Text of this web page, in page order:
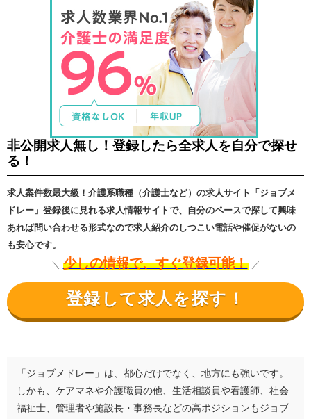
非公開求人無し！登録したら全求人を自分で探せ
る！
求人案件数最大級！介護系職種（介護士など）の求人サイト「ジョブメ
ドレー」登録後に見れる求人情報サイトで、自分のペースで探して興味
あれば問い合わせる形式なので求人紹介のしつこい電話や催促がないの
も安心です。
＼ 少しの情報で、すぐ登録可能！ ／
登録して求人を探す！
「ジョブメドレー」は、都心だけでなく、地方にも強いです。
しかも、ケアマネや介護職員の他、生活相談員や看護師、社会
福祉士、管理者や施設長・事務長などの高ポジションもジョブ